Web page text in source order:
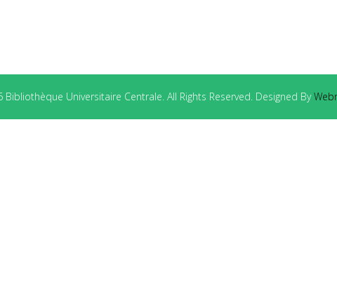
Universitaire Centrale. All Rights Reserved. Designed By